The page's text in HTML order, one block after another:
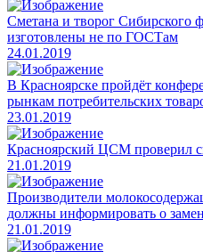
Сметана и творог Сибирского
изготовлены не по ГОСТам
24.01.2019
В Красноярске пройдёт
рынкам потребительских
23.01.2019
Красноярский ЦСМ проверил
21.01.2019
Производители
должны информировать о
21.01.2019